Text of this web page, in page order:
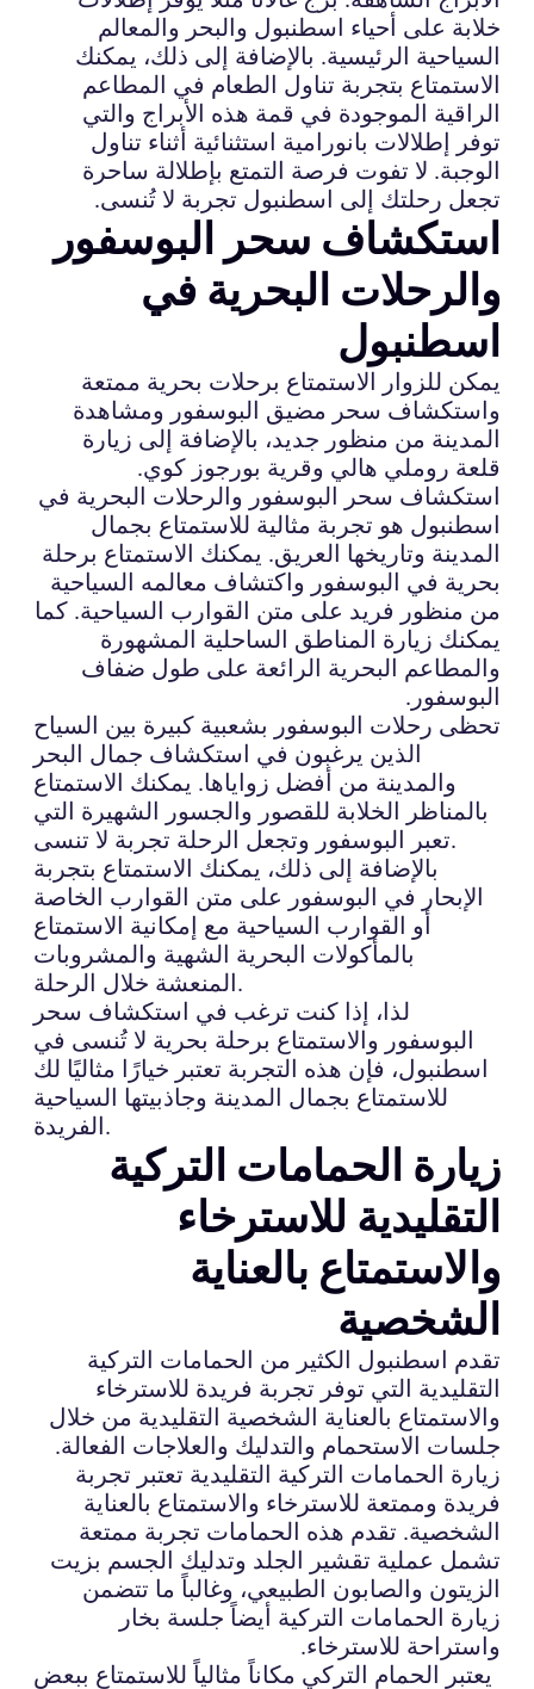
خلابة على أحياء اسطنبول والبحر والمعالم
السياحية الرئيسية. بالإضافة إلى ذلك، يمكنك
الاستمتاع بتجربة تناول الطعام في المطاعم
الراقية الموجودة في قمة هذه الأبراج والتي
توفر إطلالات بانورامية استثنائية أثناء تناول
الوجبة. لا تفوت فرصة التمتع بإطلالة ساحرة
تجعل رحلتك إلى اسطنبول تجربة لا تُنسى.
استكشاف سحر البوسفور
والرحلات البحرية في
اسطنبول
يمكن للزوار الاستمتاع برحلات بحرية ممتعة
واستكشاف سحر مضيق البوسفور ومشاهدة
المدينة من منظور جديد، بالإضافة إلى زيارة
قلعة روملي هالي وقرية بورجوز كوي.
استكشاف سحر البوسفور والرحلات البحرية في
اسطنبول هو تجربة مثالية للاستمتاع بجمال
المدينة وتاريخها العريق. يمكنك الاستمتاع برحلة
بحرية في البوسفور واكتشاف معالمه السياحية
من منظور فريد على متن القوارب السياحية. كما
يمكنك زيارة المناطق الساحلية المشهورة
والمطاعم البحرية الرائعة على طول ضفاف
البوسفور.
تحظى رحلات البوسفور بشعبية كبيرة بين السياح
الذين يرغبون في استكشاف جمال البحر
والمدينة من أفضل زواياها. يمكنك الاستمتاع
بالمناظر الخلابة للقصور والجسور الشهيرة التي
تعبر البوسفور وتجعل الرحلة تجربة لا تنسى.
بالإضافة إلى ذلك، يمكنك الاستمتاع بتجربة
الإبحار في البوسفور على متن القوارب الخاصة
أو القوارب السياحية مع إمكانية الاستمتاع
بالمأكولات البحرية الشهية والمشروبات
المنعشة خلال الرحلة.
لذا، إذا كنت ترغب في استكشاف سحر
البوسفور والاستمتاع برحلة بحرية لا تُنسى في
اسطنبول، فإن هذه التجربة تعتبر خيارًا مثاليًا لك
للاستمتاع بجمال المدينة وجاذبيتها السياحية
الفريدة.
زيارة الحمامات التركية
التقليدية للاسترخاء
والاستمتاع بالعناية
الشخصية
تقدم اسطنبول الكثير من الحمامات التركية
التقليدية التي توفر تجربة فريدة للاسترخاء
والاستمتاع بالعناية الشخصية التقليدية من خلال
جلسات الاستحمام والتدليك والعلاجات الفعالة.
زيارة الحمامات التركية التقليدية تعتبر تجربة
فريدة وممتعة للاسترخاء والاستمتاع بالعناية
الشخصية. تقدم هذه الحمامات تجربة ممتعة
تشمل عملية تقشير الجلد وتدليك الجسم بزيت
الزيتون والصابون الطبيعي، وغالباً ما تتضمن
زيارة الحمامات التركية أيضاً جلسة بخار
واستراحة للاسترخاء.
يعتبر الحمام التركي مكاناً مثالياً للاستمتاع ببعض